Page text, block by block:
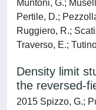
Muntoni, G.;
Pertile, D.;
Ruggiero, R.;
Traverso, E.;
Density limit
the reversed-
2015 Spizzo, G.;